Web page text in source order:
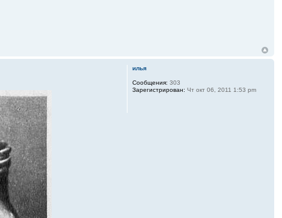
илья
Сообщения: 303
Зарегистрирован: Чт окт 06, 2011 1:53 pm